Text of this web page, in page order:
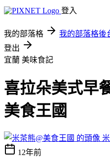
登入
我的部落格 我的部落格後
登出
宜蘭 美味食記
喜拉朵美式早
美食王國
12年前